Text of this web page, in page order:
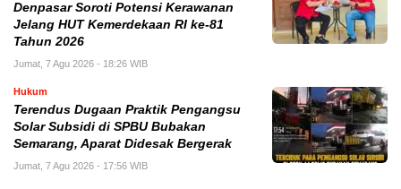
Denpasar Soroti Potensi Kerawanan
Jelang HUT Kemerdekaan RI ke-81
Tahun 2026
Jumat, 7 Agu 2026 - 18:26 WIB
Hukum
Terendus Dugaan Praktik Pengangsu
Solar Subsidi di SPBU Bubakan
Semarang, Aparat Didesak Bergerak
Jumat, 7 Agu 2026 - 17:56 WIB